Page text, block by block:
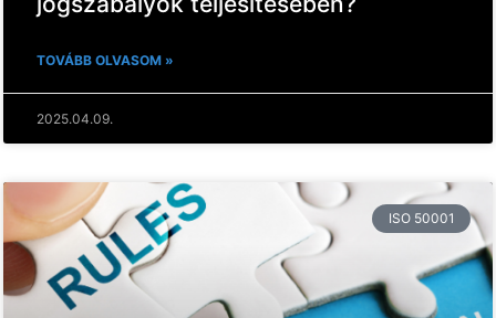
TOVÁBB OLVASOM »
2025.04.09.
ISO 50001